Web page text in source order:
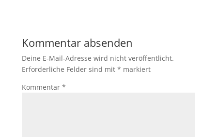
Kommentar absenden
Deine E-Mail-Adresse wird nicht veröffentlicht.
Erforderliche Felder sind mit * markiert
Kommentar *